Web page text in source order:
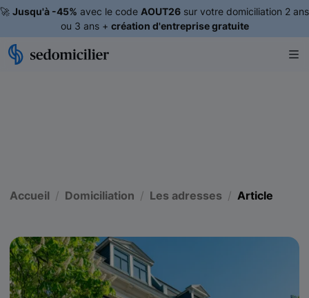
🚀 Jusqu'à -45% avec le code AOUT26 sur votre domiciliation 2 ans
ou 3 ans + création d'entreprise gratuite
Accueil Domiciliation Les adresses Article